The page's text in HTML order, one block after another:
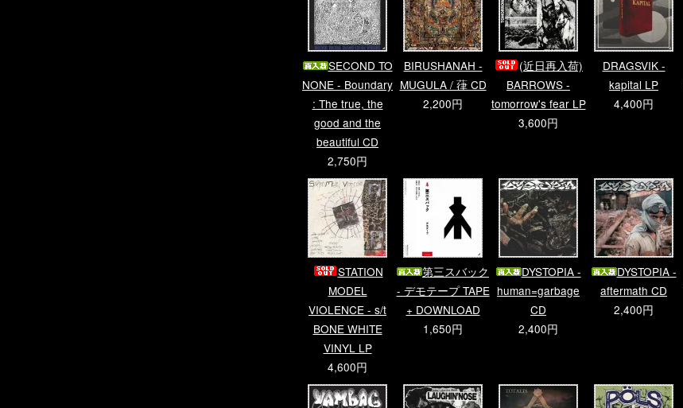
SECOND TO
NONE - Boundary
: The true, the
good and the
beautiful CD
2,750円
BIRUSHANAH -
MUGULA / 葎 CD
2,200円
(近日再入荷)
BARROWS -
tomorrow's fear LP
3,600円
DRAGSVIK -
kapital LP
4,400円
STATION
MODEL
VIOLENCE - s/t
BONE WHITE
VINYL LP
4,600円
第三スバック
- デモテープ TAPE
+ DOWNLOAD
1,650円
DYSTOPIA -
human=garbage
CD
2,400円
DYSTOPIA -
aftermath CD
2,400円